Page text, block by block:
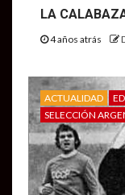
LA
4 años atrás
ACTUALIDAD
SELECCIÓN